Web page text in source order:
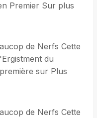
Premier Sur plus
de Nerfs Cette
du
sur Plus
de Nerfs Cette